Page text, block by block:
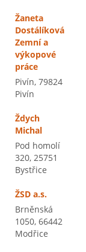
Žaneta
Dostálíková
Zemní a
výkopové
práce
Pivín, 79824
Pivín
Ždych
Michal
Pod homolí
320, 25751
Bystřice
ŽSD a.s.
Brněnská
1050, 66442
Modřice